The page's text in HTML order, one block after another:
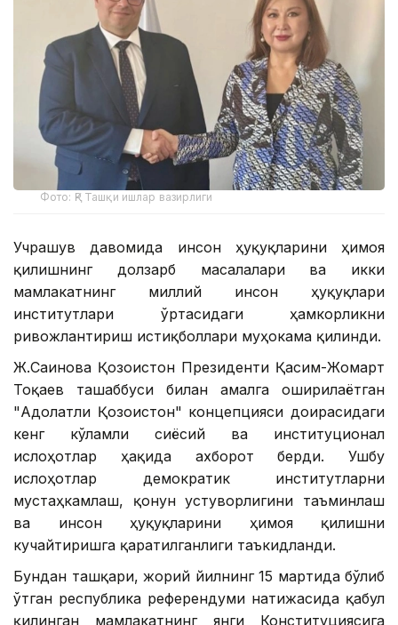
Фото: ҚР Ташқи ишлар вазирлиги
Учрашув давомида инсон ҳуқуқларини ҳимоя
қилишнинг долзарб масалалари ва икки
мамлакатнинг миллий инсон ҳуқуқлари
институтлари ўртасидаги ҳамкорликни
ривожлантириш истиқболлари муҳокама қилинди.
Ж.Сағинова Қозоғистон Президенти Қасим-Жомарт
Тоқаев ташаббуси билан амалга оширилаётган
"Адолатли Қозоғистон" концепцияси доирасидаги
кенг кўламли сиёсий ва институционал
ислоҳотлар ҳақида ахборот берди. Ушбу
ислоҳотлар демократик институтларни
мустаҳкамлаш, қонун устуворлигини таъминлаш
ва инсон ҳуқуқларини ҳимоя қилишни
кучайтиришга қаратилганлиги таъкидланди.
Бундан ташқари, жорий йилнинг 15 мартида бўлиб
ўтган республика референдуми натижасида қабул
қилинган мамлакатнинг янги Конституциясига